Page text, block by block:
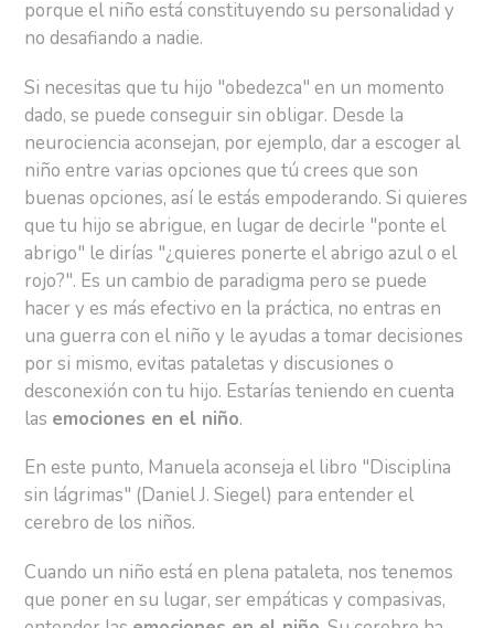
porque el niño está constituyendo su personalidad y
no desafiando a nadie.
Si necesitas que tu hijo "obedezca" en un momento
dado, se puede conseguir sin obligar. Desde la
neurociencia aconsejan, por ejemplo, dar a escoger al
niño entre varias opciones que tú crees que son
buenas opciones, así le estás empoderando. Si quieres
que tu hijo se abrigue, en lugar de decirle "ponte el
abrigo" le dirías "¿quieres ponerte el abrigo azul o el
rojo?". Es un cambio de paradigma pero se puede
hacer y es más efectivo en la práctica, no entras en
una guerra con el niño y le ayudas a tomar decisiones
por si mismo, evitas pataletas y discusiones o
desconexión con tu hijo. Estarías teniendo en cuenta
las emociones en el niño.
En este punto, Manuela aconseja el libro "Disciplina
sin lágrimas" (Daniel J. Siegel) para entender el
cerebro de los niños.
Cuando un niño está en plena pataleta, nos tenemos
que poner en su lugar, ser empáticas y compasivas,